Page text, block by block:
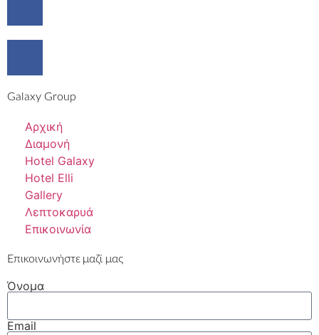
Galaxy Group
Αρχική
Διαμονή
Hotel Galaxy
Hotel Elli
Gallery
Λεπτοκαρυά
Επικοινωνία
Επικοινωνήστε μαζί μας
Όνομα
Email